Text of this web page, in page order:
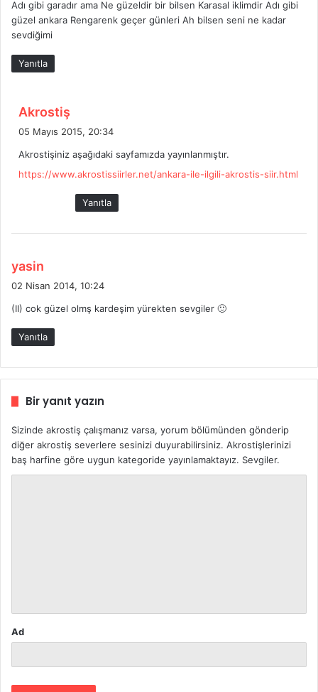
i
k
Adı gibi garadır ama Ne güzeldir bir bilsen Karasal iklimdir Adı gibi
güzel ankara Rengarenk geçer günleri Ah bilsen seni ne kadar
sevdiğimi
Yanıtla
Akrostiş
e
k
05 Mayıs 2015, 20:34
Akrostişiniz aşağıdaki sayfamızda yayınlanmıştır.
https://www.akrostissiirler.net/ankara-ile-ilgili-akrostis-siir.html
Yanıtla
yasin
i
k
i
02 Nisan 2014, 10:24
(II) cok güzel olmş kardeşim yürekten sevgiler 🙂
Yanıtla
Bir yanıt yazın
Sizinde akrostiş çalışmanız varsa, yorum bölümünden gönderip
diğer akrostiş severlere sesinizi duyurabilirsiniz. Akrostişlerinizi
baş harfine göre uygun kategoride yayınlamaktayız. Sevgiler.
Ad